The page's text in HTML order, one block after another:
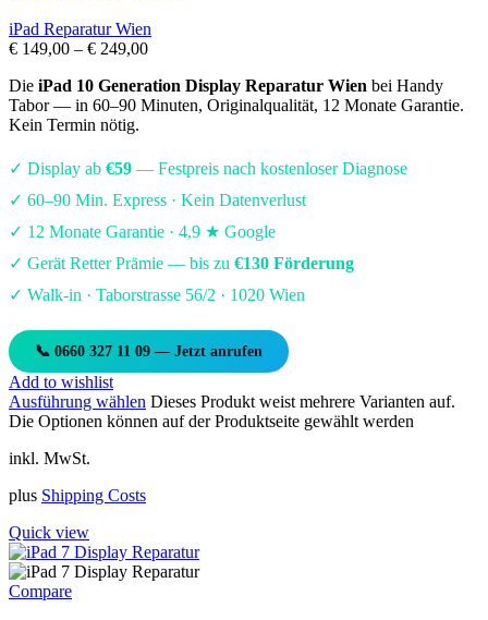
iPad Reparatur Wien
€ 149,00 – € 249,00
Die iPad 10 Generation Display Reparatur Wien bei Handy
Tabor — in 60–90 Minuten, Originalqualität, 12 Monate Garantie.
Kein Termin nötig.
✓ Display ab €59 — Festpreis nach kostenloser Diagnose
✓ 60–90 Min. Express · Kein Datenverlust
✓ 12 Monate Garantie · 4,9 ★ Google
✓ Gerät Retter Prämie — bis zu €130 Förderung
✓ Walk-in · Taborstrasse 56/2 · 1020 Wien
📞 0660 327 11 09 — Jetzt anrufen
Add to wishlist
Ausführung wählen Dieses Produkt weist mehrere Varianten auf.
Die Optionen können auf der Produktseite gewählt werden
inkl. MwSt.
plus Shipping Costs
Quick view
Compare